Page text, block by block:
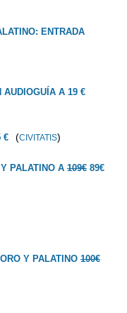
ENTRADA
AUDIOGUÍA A 19 €
€ (CIVITATIS)
PALATINO A 109€ 89€
Y PALATINO 100€